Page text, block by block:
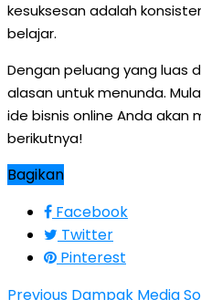
kesuksesan adalah
belajar.
Dengan peluang yang luas
alasan untuk menunda.
ide bisnis online Anda akan
berikutnya!
Bagikan
Facebook
Twitter
Pinterest
Previous Dampak Media